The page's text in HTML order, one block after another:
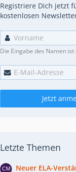
Registriere Dich jetzt
kostenlosen
Die Eingabe des Namen ist
Jetzt
Letzte Themen
Neuer ELA-